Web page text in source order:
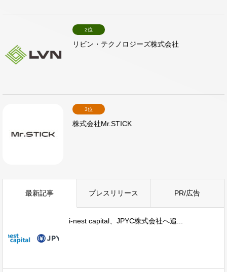
2位
リビン・テクノロジーズ株式会社
3位
株式会社Mr.STICK
最新記事 プレスリリース PR/広告
i-nest capital、JPYC株式会社へ追...